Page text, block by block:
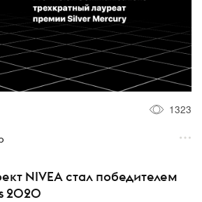
1323
NIVEA стал победителем
2020